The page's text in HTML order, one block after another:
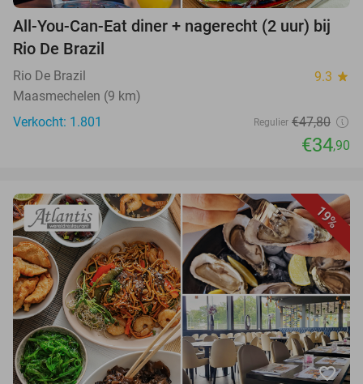
All-You-Can-Eat diner + nagerecht (2 uur) bij
Rio De Brazil
Rio De Brazil 9.3 star
Maasmechelen (9 km)
Verkocht: 1.801
Regulier €47,80
€34,90
19%
favorite_border